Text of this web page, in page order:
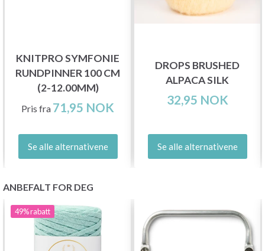
KNITPRO SYMFONIE
RUNDPINNER 100 CM
(2-12.00MM)
Pris fra 71,95 NOK
Se alle alternativene
DROPS BRUSHED
ALPACA SILK
32,95 NOK
Se alle alternativene
ANBEFALT FOR DEG
49%rabatt